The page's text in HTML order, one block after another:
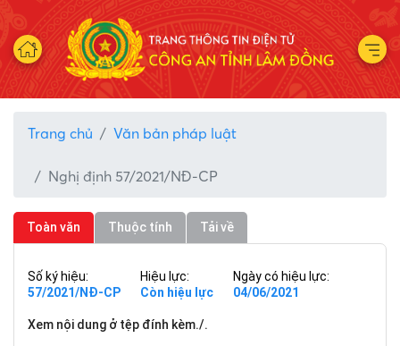
Trang chủ Văn bản pháp luật
Nghị định 57/2021/NĐ-CP
Toàn văn Thuộc tính Tải về
Số ký hiệu:
57/2021/NĐ-CP
Hiệu lực:
Còn hiệu lực
Ngày có hiệu lực:
04/06/2021
Xem nội dung ở tệp đính kèm./.